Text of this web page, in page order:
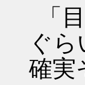
「
ぐ
確実